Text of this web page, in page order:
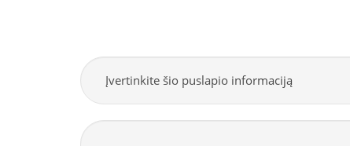
Įvertinkite šio puslapio informaciją